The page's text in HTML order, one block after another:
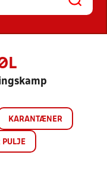
KARANTÆNER
PULJE